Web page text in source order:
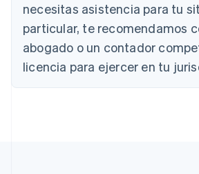
necesitas asistencia para tu
particular, te recomendamos
abogado o un contador
licencia para ejercer en tu
Bulgaria
English
Canadá
EnglishFrançais
China continental